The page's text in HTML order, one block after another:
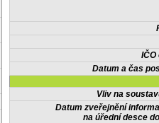
IČO
Datum a čas
Vliv na
Datum zveřejnění
na úřední desce